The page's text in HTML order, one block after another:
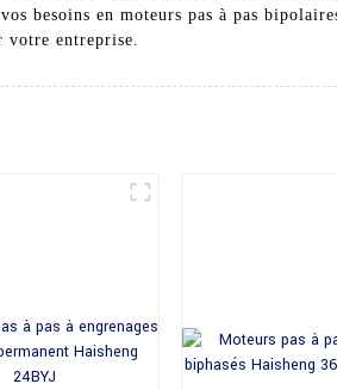
besoins en moteurs pas à pas
entreprise.